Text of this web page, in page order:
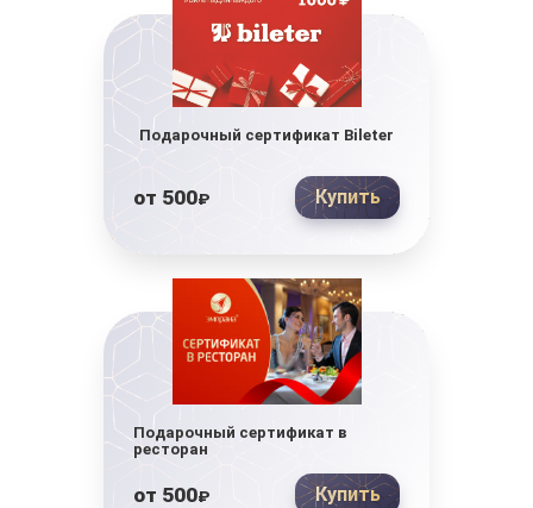
Подарочный сертификат Bileter
от 500₽ Купить
Подарочный сертификат в
ресторан
от 500₽ Купить